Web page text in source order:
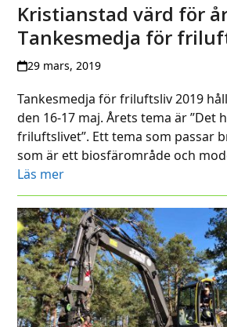
Kristianstad värd för
Tankesmedja för
29 mars, 2019
Tankesmedja för friluftsliv 2019
den 16-17 maj. Årets tema är ”Det
friluftslivet”. Ett tema som passar
som är ett biosfärområde och
Läs mer